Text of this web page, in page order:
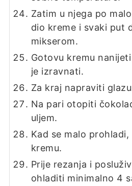
Zatim u njega po
dio kreme i svaki put
mikserom.
Gotovu kremu
je izravnati.
Za kraj napraviti
Na pari otopiti
uljem.
Kad se malo
kremu.
Prije rezanja i
ohladiti minimalno 4